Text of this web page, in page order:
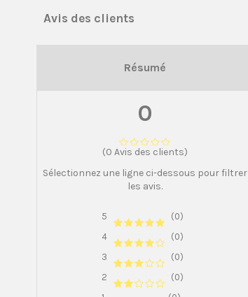
Avis des clients
Résumé
0
(0 Avis des clients)
Sélectionnez une ligne ci-dessous pour filtrer
les avis.
5
(0)
4
(0)
3
(0)
2
(0)